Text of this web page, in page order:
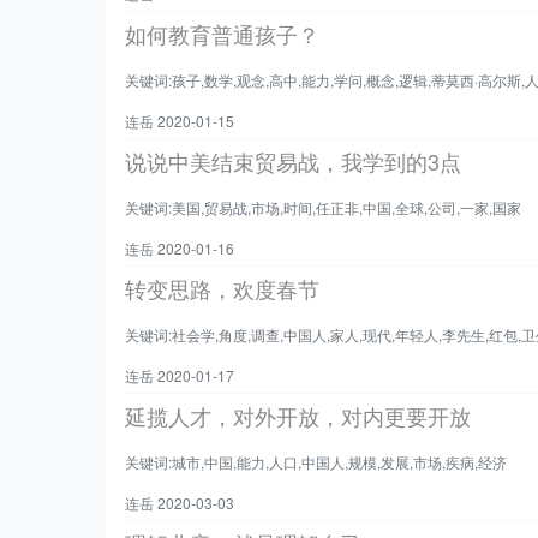
如何教育普通孩子？
关键词:孩子,数学,观念,高中,能力,学问,概念,逻辑,蒂莫西·高尔斯,
连岳 2020-01-15
说说中美结束贸易战，我学到的3点
关键词:美国,贸易战,市场,时间,任正非,中国,全球,公司,一家,国家
连岳 2020-01-16
转变思路，欢度春节
关键词:社会学,角度,调查,中国人,家人,现代,年轻人,李先生,红包,
连岳 2020-01-17
延揽人才，对外开放，对内更要开放
关键词:城市,中国,能力,人口,中国人,规模,发展,市场,疾病,经济
连岳 2020-03-03